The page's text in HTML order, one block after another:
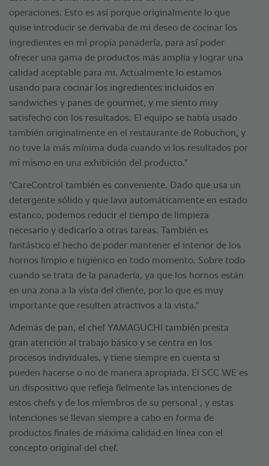
operaciones. Esto es así porque originalmente lo que
quise introducir se derivaba de mi deseo de cocinar los
ingredientes en mi propia panadería, para así poder
ofrecer una gama de productos más amplia y lograr una
calidad aceptable para mi. Actualmente lo estamos
usando para cocinar los ingredientes incluidos en
sandwiches y panes de gourmet, y me siento muy
satisfecho con los resultados. El equipo se había usado
también originalmente en el restaurante de Robuchon, y
no tuve la más mínima duda cuando vi los resultados por
mi mismo en una exhibición del producto."
"CareControl también es conveniente. Dado que usa un
detergente sólido y que lava automáticamente en estado
estanco, podemos reducir el tiempo de limpieza
necesario y dedicarlo a otras tareas. También es
fantástico el hecho de poder mantener el interior de los
hornos limpio e higiénico en todo momento. Sobre todo
cuando se trata de la panadería, ya que los hornos están
en una zona a la vista del cliente, por lo que es muy
importante que resulten atractivos a la vista."
Además de pan, el chef YAMAGUCHI también presta
gran atención al trabajo básico y se centra en los
procesos individuales, y tiene siempre en cuenta si
pueden hacerse o no de manera apropiada. El SCC WE es
un dispositivo que refleja fielmente las intenciones de
estos chefs y de los miembros de su personal , y estas
intenciones se llevan siempre a cabo en forma de
productos finales de máxima calidad en línea con el
concepto original del chef.